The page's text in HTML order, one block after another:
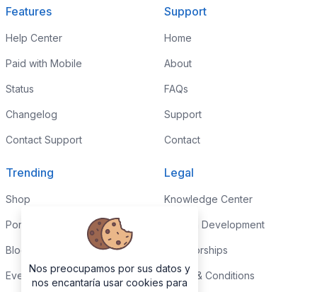
Features
Help Center
Paid with Mobile
Status
Changelog
Contact Support
Support
Home
About
FAQs
Support
Contact
Trending
Shop
Portfolio
Blog
Events
Legal
Knowledge Center
Custom Development
Sponsorships
Terms & Conditions
Nos preocupamos por sus datos y
nos encantaría usar cookies para